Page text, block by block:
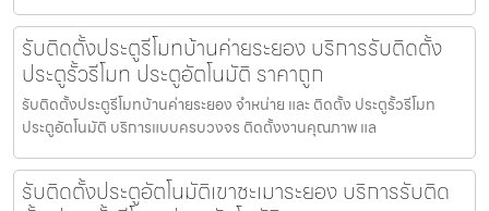
รับติดตั้งประตูรีโมทบ้านค่ายระยอง บริการรับติดตั้ง
ประตูรั้วรีโมท ประตูอัตโนมัติ ราคาถูก
รับติดตั้งประตูรีโมทบ้านค่ายระยอง จำหน่าย และ ติดตั้ง ประตูรั้วรีโมท
ประตูอัตโนมัติ บริการแบบครบวงจร ติดตั้งงานคุณภาพ แล
รับติดตั้งประตูอัตโนมัติเขาชะเมาระยอง บริการรับติด